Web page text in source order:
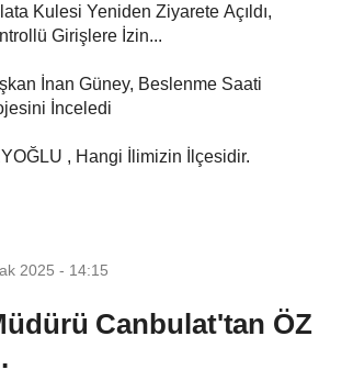
Kulesi Yeniden Ziyarete Açıldı,
Girişlere İzin...
İnan Güney, Beslenme Saati
İnceledi
, Hangi İlimizin İlçesidir.
2025 - 14:15
Canbulat'tan ÖZ